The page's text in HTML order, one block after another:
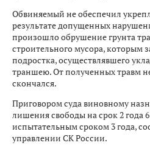
Обвиняемый не обеспечил
результате допущенных
произошло обрушение грунта
строительного мусора, которым
подростка, осуществлявшего
траншею. От полученных травм
скончался.
Приговором суда виновному
лишения свободы на срок 2 года
испытательным сроком 3 года,
управлении СК России.